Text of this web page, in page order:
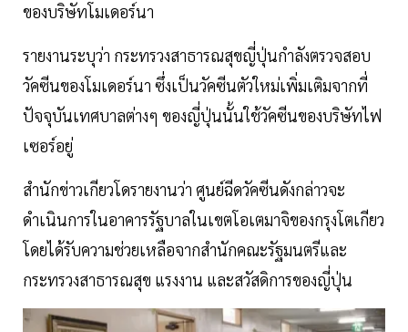
ของบริษัทโมเดอร์นา
รายงานระบุว่า กระทรวงสาธารณสุขญี่ปุ่นกำลังตรวจสอบ
วัคซีนของโมเดอร์นา ซึ่งเป็นวัคซีนตัวใหม่เพิ่มเติมจากที่
ปัจจุบันเทศบาลต่างๆ ของญี่ปุ่นนั้นใช้วัคซีนของบริษัทไฟ
เซอร์อยู่
สำนักข่าวเกียวโดรายงานว่า ศูนย์ฉีดวัคซีนดังกล่าวจะ
ดำเนินการในอาคารรัฐบาลในเขตโอเตมาจิของกรุงโตเกียว
โดยได้รับความช่วยเหลือจากสำนักคณะรัฐมนตรีและ
กระทรวงสาธารณสุข แรงงาน และสวัสดิการของญี่ปุ่น